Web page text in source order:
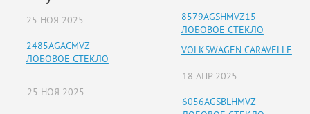
25 НОЯ 2025
2485AGACMVZ
ЛОБОВОЕ СТЕКЛО
25 НОЯ 2025
8579AGSHMVZ15
ЛОБОВОЕ СТЕКЛО
VOLKSWAGEN CARAVELLE
18 АПР 2025
6056AGSBLHMVZ